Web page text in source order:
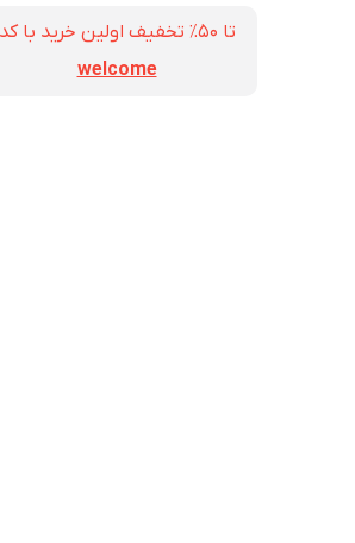
تا ۵۰٪ تخفیف اولین خرید با کد
welcome